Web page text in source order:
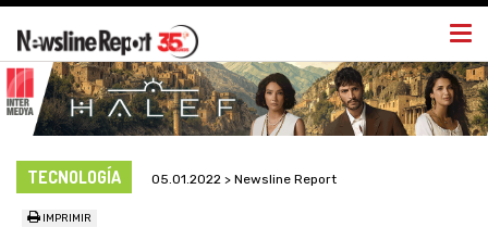
TECNOLOGÍA 05.01.2022 > Newsline Report
IMPRIMIR